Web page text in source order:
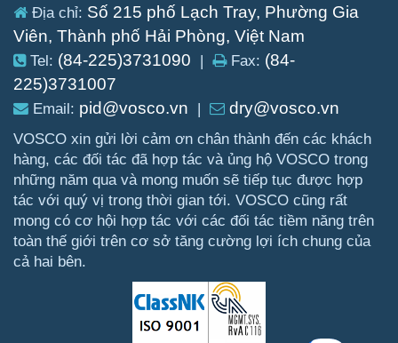
Địa chỉ: Số 215 phố Lạch Tray, Phường Gia
Viên, Thành phố Hải Phòng, Việt Nam
Tel: (84-225)3731090 | Fax: (84-
225)3731007
Email: pid@vosco.vn | dry@vosco.vn
VOSCO xin gửi lời cảm ơn chân thành đến các khách
hàng, các đối tác đã hợp tác và ủng hộ VOSCO trong
những năm qua và mong muốn sẽ tiếp tục được hợp
tác với quý vị trong thời gian tới. VOSCO cũng rất
mong có cơ hội hợp tác với các đối tác tiềm năng trên
toàn thế giới trên cơ sở tăng cường lợi ích chung của
cả hai bên.